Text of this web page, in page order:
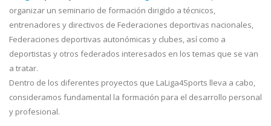
organizar un seminario de formación dirigido a técnicos,
entrenadores y directivos de Federaciones deportivas nacionales,
Federaciones deportivas autonómicas y clubes, así como a
deportistas y otros federados interesados en los temas que se van
a tratar.
Dentro de los diferentes proyectos que LaLiga4Sports lleva a cabo,
consideramos fundamental la formación para el desarrollo personal
y profesional.